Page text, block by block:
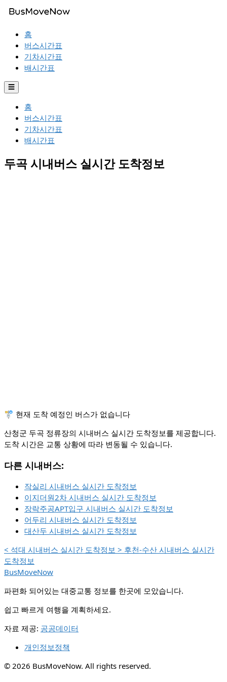
홈
버스시간표
기차시간표
배시간표
☰
홈
버스시간표
기차시간표
배시간표
두곡 시내버스 실시간 도착정보
🚏 현재 도착 예정인 버스가 없습니다
산청군 두곡 정류장의 시내버스 실시간 도착정보를 제공합니다.
도착 시간은 교통 상황에 따라 변동될 수 있습니다.
다른 시내버스:
작실리 시내버스 실시간 도착정보
이지더원2차 시내버스 실시간 도착정보
장락주공APT입구 시내버스 실시간 도착정보
어두리 시내버스 실시간 도착정보
대산두 시내버스 실시간 도착정보
< 석대 시내버스 실시간 도착정보 > 후천-수산 시내버스 실시간
도착정보
BusMoveNow
파편화 되어있는 대중교통 정보를 한곳에 모았습니다.
쉽고 빠르게 여행을 계획하세요.
자료 제공: 공공데이터
개인정보정책
© 2026 BusMoveNow. All rights reserved.